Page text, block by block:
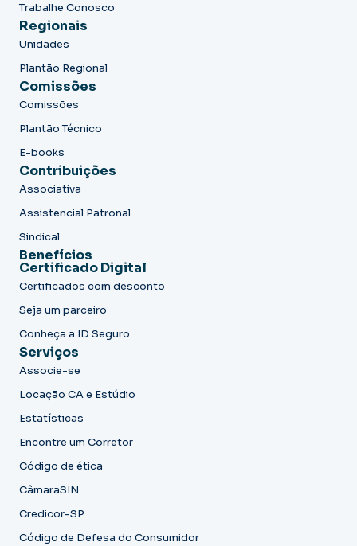
Trabalhe Conosco
Regionais
Unidades
Plantão Regional
Comissões
Comissões
Plantão Técnico
E-books
Contribuições
Associativa
Assistencial Patronal
Sindical
Benefícios
Certificado Digital
Certificados com desconto
Seja um parceiro
Conheça a ID Seguro
Serviços
Associe-se
Locação CA e Estúdio
Estatísticas
Encontre um Corretor
Código de ética
CâmaraSIN
Credicor-SP
Código de Defesa do Consumidor